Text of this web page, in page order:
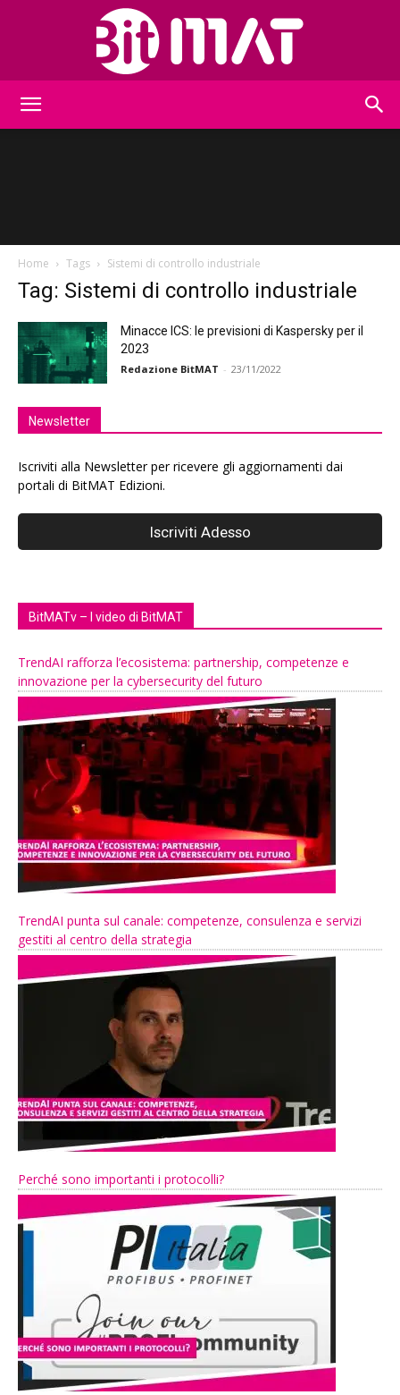
Home Tags Sistemi di controllo industriale
Tag: Sistemi di controllo industriale
Minacce ICS: le previsioni di Kaspersky per il
2023
Redazione BitMAT - 23/11/2022
Newsletter
Iscriviti alla Newsletter per ricevere gli aggiornamenti dai
portali di BitMAT Edizioni.
BitMATv – I video di BitMAT
TrendAI rafforza l’ecosistema: partnership, competenze e
innovazione per la cybersecurity del futuro
TrendAI punta sul canale: competenze, consulenza e servizi
gestiti al centro della strategia
Perché sono importanti i protocolli?